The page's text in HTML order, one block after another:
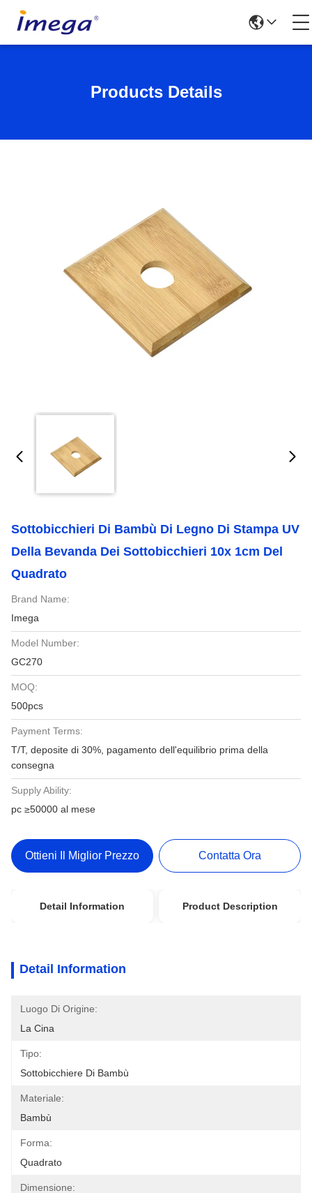
Products Details
Sottobicchieri Di Bambù Di Legno Di Stampa UV
Della Bevanda Dei Sottobicchieri 10x 1cm Del
Quadrato
Brand Name:
Imega
Model Number:
GC270
MOQ:
500pcs
Payment Terms:
T/T, deposite di 30%, pagamento dell'equilibrio prima della
consegna
Supply Ability:
pc ≥50000 al mese
Ottieni Il Miglior Prezzo Contatta Ora
Detail Information Product Description
Detail Information
Luogo Di Origine:
La Cina
Tipo:
Sottobicchiere Di Bambù
Materiale:
Bambù
Forma:
Quadrato
Dimensione: